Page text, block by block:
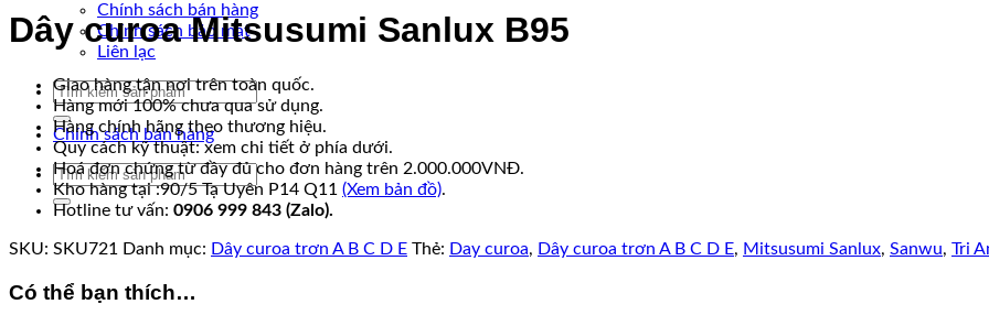
Chính sách bán hàng
Chính sách bảo mật
Liên lạc
Tìm
kiếm:
Chính sách bán hàng
Tìm
kiếm:
Dây curoa Mitsusumi Sanlux B95
Giao hàng tận nơi trên toàn quốc.
Hàng mới 100% chưa qua sử dụng.
Hàng chính hãng theo thương hiệu.
Quy cách kỹ thuật: xem chi tiết ở phía dưới.
Hoá đơn chứng từ đầy đủ cho đơn hàng trên 2.000.000VNĐ.
Kho hàng tại :90/5 Tạ Uyên P14 Q11 (Xem bản đồ).
Hotline tư vấn: 0906 999 843 (Zalo).
SKU: SKU721 Danh mục: Dây curoa trơn A B C D E Thẻ: Day curoa, Dây curoa trơn A B C D E, Mitsusumi Sanlux, Sanwu, Tri
Có thể bạn thích…